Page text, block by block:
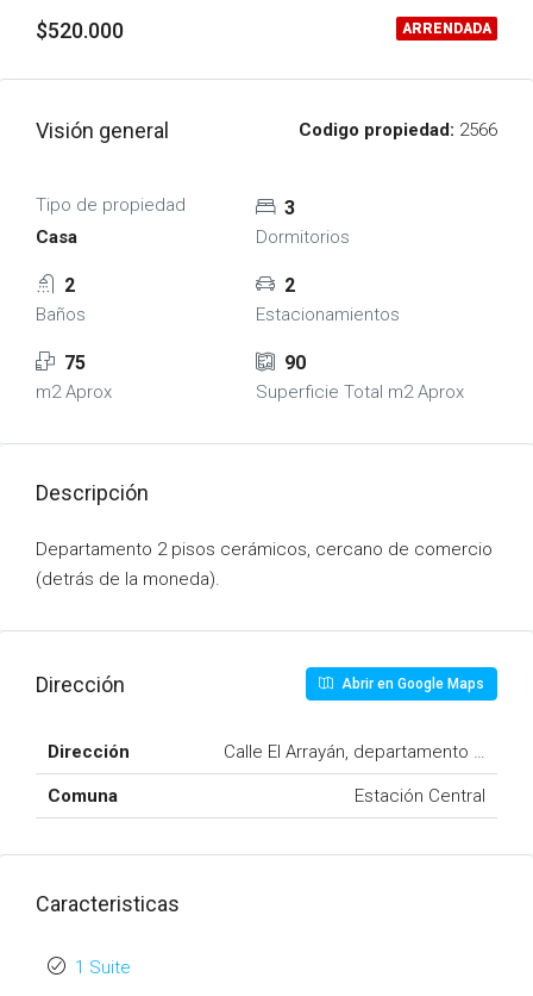
$520.000 ARRENDADA
Visión general Codigo propiedad: 2566
Tipo de propiedad
Casa
3
Dormitorios
2
Baños
2
Estacionamientos
75
m2 Aprox
90
Superficie Total m2 Aprox
Descripción
Departamento 2 pisos cerámicos, cercano de comercio
(detrás de la moneda).
Dirección Abrir en Google Maps
Dirección Calle El Arrayán, departamento 111,
Comuna Estación Central
Caracteristicas
1 Suite